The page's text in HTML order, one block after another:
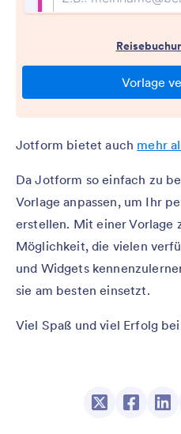
Jotform bietet auch mehr
Da Jotform so einfach zu
Vorlage anpassen, um Ihr
erstellen. Mit einer Vorlage
Möglichkeit, die vielen
und Widgets
sie am besten einsetzt.
Viel Spaß und viel Erfolg